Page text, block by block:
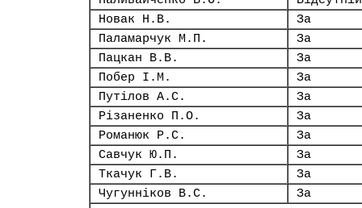
Новак Н.В.
За
Паламарчук М.П.
За
Пацкан В.В.
За
Побер І.М.
За
Путілов А.С.
За
Різаненко П.О.
За
Романюк Р.С.
За
Савчук Ю.П.
За
Ткачук Г.В.
За
Чугунніков В.С.
За